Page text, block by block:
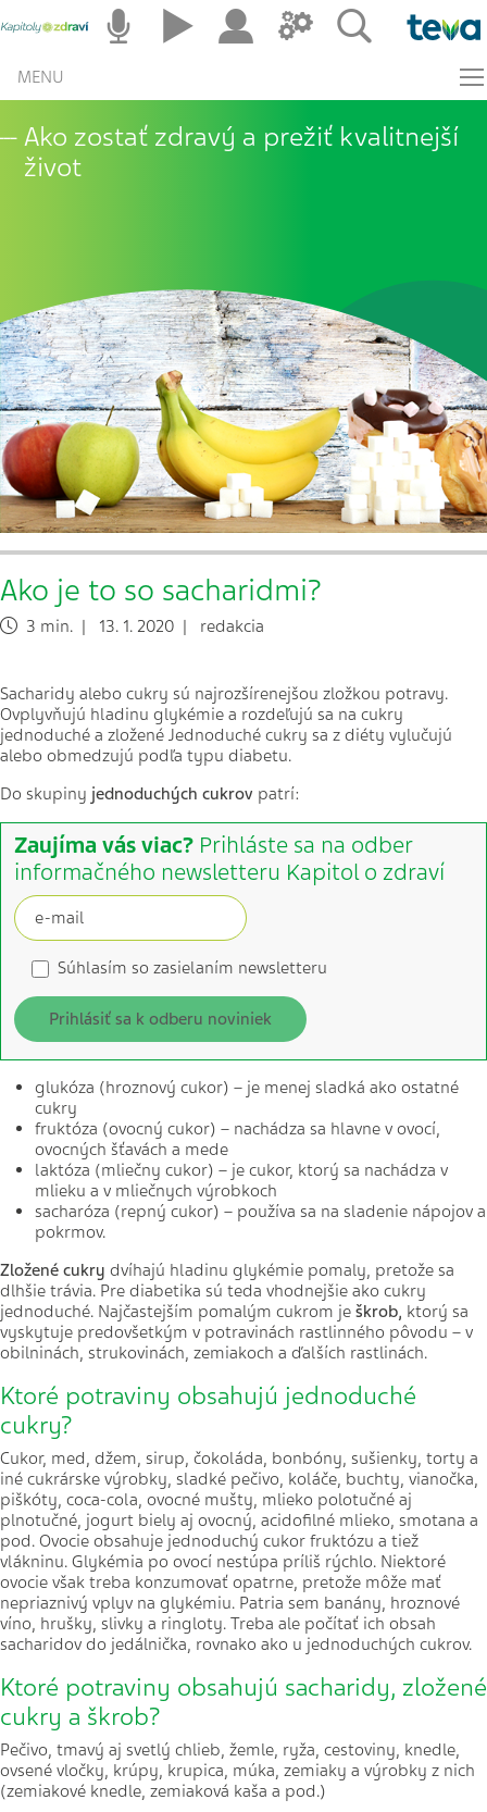
MENU
Ako zostať zdravý a prežiť kvalitnejší
život
Ako je to so sacharidmi?
3 min. | 13. 1. 2020 | redakcia
Sacharidy alebo cukry sú najrozšírenejšou zložkou potravy.
Ovplyvňujú hladinu glykémie a rozdeľujú sa na cukry
jednoduché a zložené Jednoduché cukry sa z diéty vylučujú
alebo obmedzujú podľa typu diabetu.
Do skupiny jednoduchých cukrov patrí:
Zaujíma vás viac? Prihláste sa na odber
informačného newsletteru Kapitol o zdraví
Súhlasím so zasielaním newsletteru
Prihlásiť sa k odberu noviniek
glukóza (hroznový cukor) – je menej sladká ako ostatné
cukry
fruktóza (ovocný cukor) – nachádza sa hlavne v ovocí,
ovocných šťavách a mede
laktóza (mliečny cukor) – je cukor, ktorý sa nachádza v
mlieku a v mliečnych výrobkoch
sacharóza (repný cukor) – používa sa na sladenie nápojov a
pokrmov.
Zložené cukry dvíhajú hladinu glykémie pomaly, pretože sa
dlhšie trávia. Pre diabetika sú teda vhodnejšie ako cukry
jednoduché. Najčastejším pomalým cukrom je škrob, ktorý sa
vyskytuje predovšetkým v potravinách rastlinného pôvodu – v
obilninách, strukovinách, zemiakoch a ďalších rastlinách.
Ktoré potraviny obsahujú jednoduché
cukry?
Cukor, med, džem, sirup, čokoláda, bonbóny, sušienky, torty a
iné cukrárske výrobky, sladké pečivo, koláče, buchty, vianočka,
piškóty, coca-cola, ovocné mušty, mlieko polotučné aj
plnotučné, jogurt biely aj ovocný, acidofilné mlieko, smotana a
pod. Ovocie obsahuje jednoduchý cukor fruktózu a tiež
vlákninu. Glykémia po ovocí nestúpa príliš rýchlo. Niektoré
ovocie však treba konzumovať opatrne, pretože môže mať
nepriaznivý vplyv na glykémiu. Patria sem banány, hroznové
víno, hrušky, slivky a ringloty. Treba ale počítať ich obsah
sacharidov do jedálnička, rovnako ako u jednoduchých cukrov.
Ktoré potraviny obsahujú sacharidy, zložené
cukry a škrob?
Pečivo, tmavý aj svetlý chlieb, žemle, ryža, cestoviny, knedle,
ovsené vločky, krúpy, krupica, múka, zemiaky a výrobky z nich
(zemiakové knedle, zemiaková kaša a pod.)